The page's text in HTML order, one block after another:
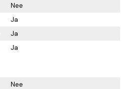
Nee
Ja
Ja
Ja
Nee